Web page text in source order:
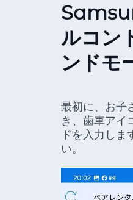
ルコン
ンドモ
最初に、お子
き、歯車アイ
ドを入力し
い。